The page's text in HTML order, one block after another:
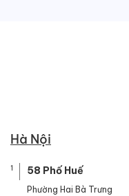
Hà Nội
1 58 Phố Huế
Phường Hai Bà Trưng